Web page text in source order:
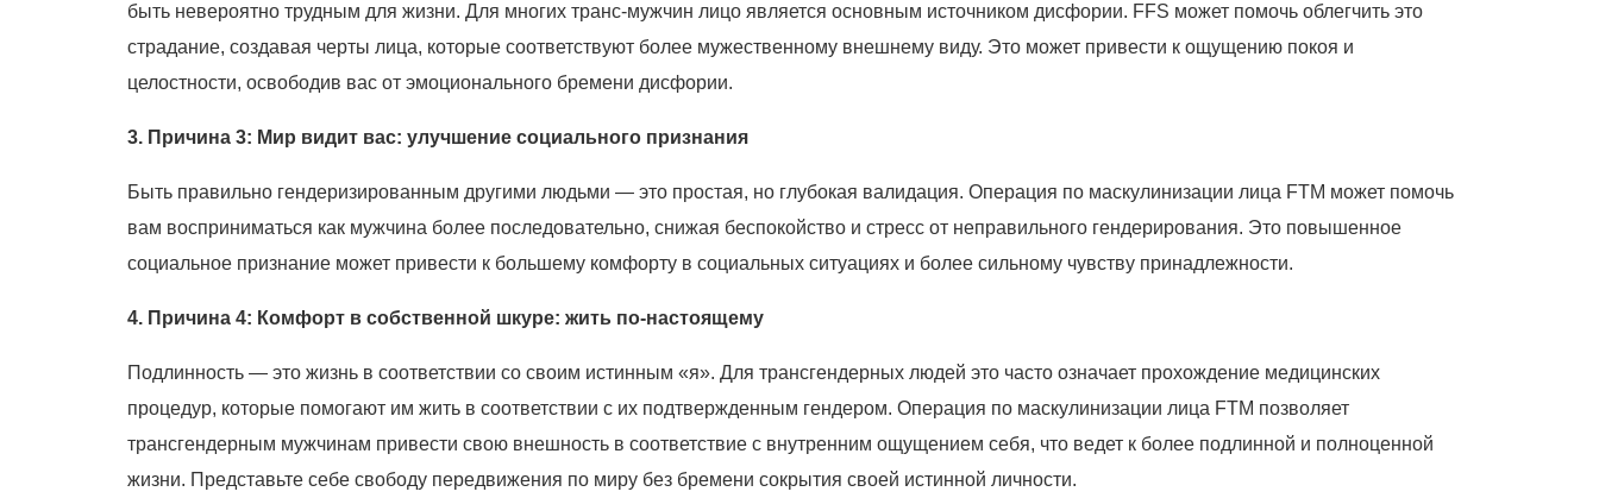
быть невероятно трудным для жизни. Для многих транс-мужчин лицо является основным источником дисфории. FFS может помочь облегчить это
страдание, создавая черты лица, которые соответствуют более мужественному внешнему виду. Это может привести к ощущению покоя и
целостности, освободив вас от эмоционального бремени дисфории.
3. Причина 3: Мир видит вас: улучшение социального признания
Быть правильно гендеризированным другими людьми — это простая, но глубокая валидация. Операция по маскулинизации лица FTM может помочь
вам восприниматься как мужчина более последовательно, снижая беспокойство и стресс от неправильного гендерирования. Это повышенное
социальное признание может привести к большему комфорту в социальных ситуациях и более сильному чувству принадлежности.
4. Причина 4: Комфорт в собственной шкуре: жить по-настоящему
Подлинность — это жизнь в соответствии со своим истинным «я». Для трансгендерных людей это часто означает прохождение медицинских
процедур, которые помогают им жить в соответствии с их подтвержденным гендером. Операция по маскулинизации лица FTM позволяет
трансгендерным мужчинам привести свою внешность в соответствие с внутренним ощущением себя, что ведет к более подлинной и полноценной
жизни. Представьте себе свободу передвижения по миру без бремени сокрытия своей истинной личности.